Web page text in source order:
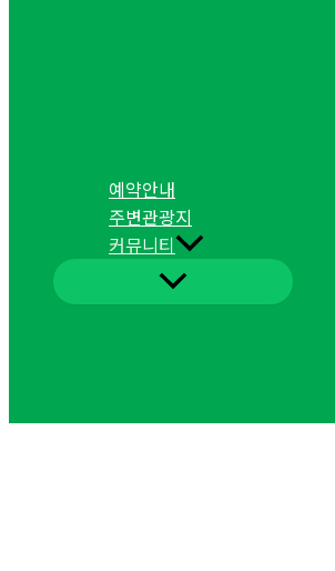
예약안내
주변관광지
커뮤니티